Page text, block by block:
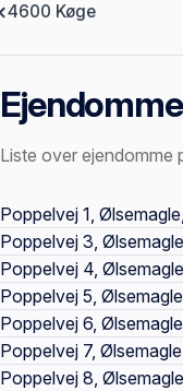
4600 Køge
Liste over ejendomme
Offentlige
Poppelvej 1,
Poppelvej 3,
Poppelvej 4,
Poppelvej 5,
Poppelvej 6,
Poppelvej 7,
Poppelvej 8,